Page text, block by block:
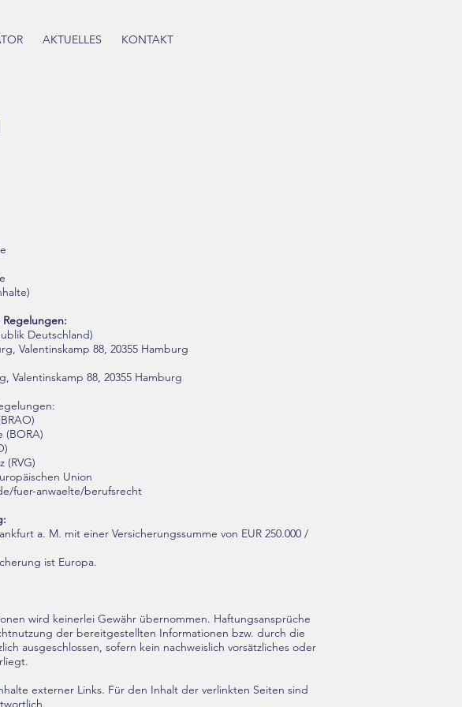
AKTUELLES KONTAKT
Deutschland)
Valentinskamp 88, 20355 Hamburg
Valentinskamp 88, 20355 Hamburg
(BORA)
(RVG)
Union
fuer-anwaelte/berufsrecht
a. M. mit einer Versicherungssumme von EUR 250.000 /
ist Europa.
wird keinerlei Gewähr übernommen. Haftungsansprüche
der bereitgestellten Informationen bzw. durch die
ausgeschlossen, sofern kein nachweislich vorsätzliches oder
externer Links. Für den Inhalt der verlinkten Seiten sind